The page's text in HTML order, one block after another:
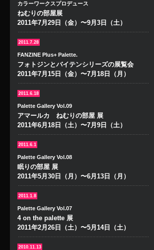
カラーワークスプロデュース
ねむりの部屋展
2011年7月29日（金）〜9月3日（土）
2011.7.28
FANZINE Plus+ Palette.
フォトジンとバイテンシリーズの展覧会
2011年7月15日（金）〜7月18日（月）
2011.6.18
Palette Gallery Vol.09
アマールカ ねむりの部屋 展
2011年6月18日（土）〜7月9日（土）
2011.6.1
Palette Gallery Vol.08
眠りの部屋 展
2011年5月30日（月）〜6月13日（月）
2011.1.8
Palette Gallery Vol.07
4 on the palette 展
2011年2月26日（土）〜5月14日（土）
2010.11.13